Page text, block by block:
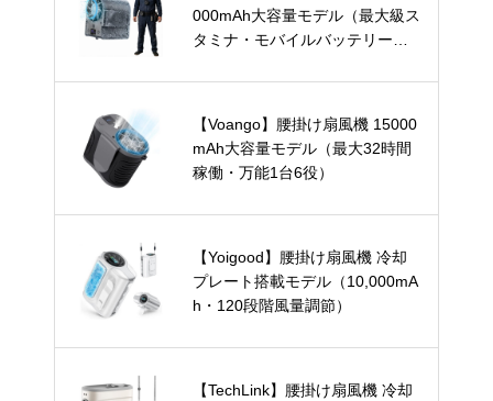
000mAh大容量モデル（最大級ス
タミナ・モバイルバッテリー兼
【Voango】腰掛け扇風機 15000
mAh大容量モデル（最大32時間
稼働・万能1台6役）
【Yoigood】腰掛け扇風機 冷却
プレート搭載モデル（10,000mA
h・120段階風量調節）
【TechLink】腰掛け扇風機 冷却